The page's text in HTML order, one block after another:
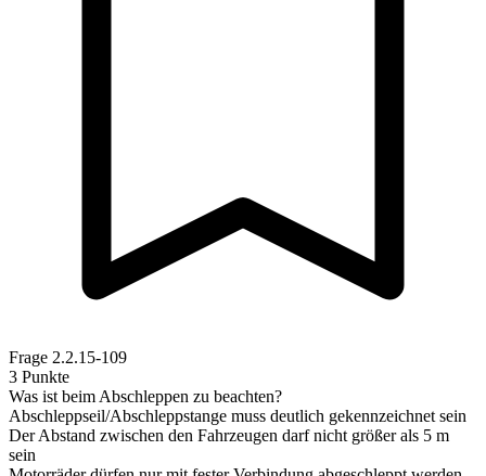
Frage 2.2.15-109
3 Punkte
Was ist beim Abschleppen zu beachten?
Abschleppseil/Abschleppstange muss deutlich gekennzeichnet sein
Der Abstand zwischen den Fahrzeugen darf nicht größer als 5 m
sein